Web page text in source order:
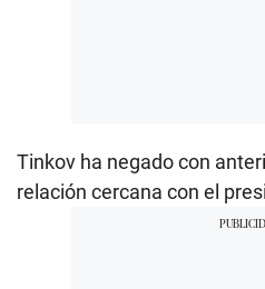
Tinkov ha negado con
relación cercana con el